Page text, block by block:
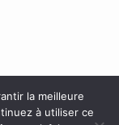
la meilleure
à utiliser ce